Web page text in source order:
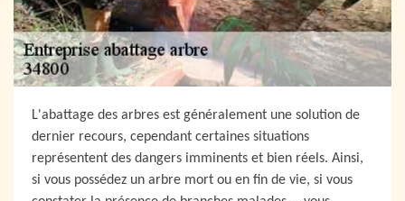
L'abattage des arbres est généralement une solution de
dernier recours, cependant certaines situations
représentent des dangers imminents et bien réels. Ainsi,
si vous possédez un arbre mort ou en fin de vie, si vous